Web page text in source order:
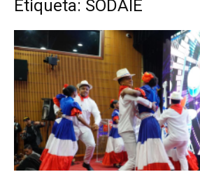
Etiqueta: SODAIE